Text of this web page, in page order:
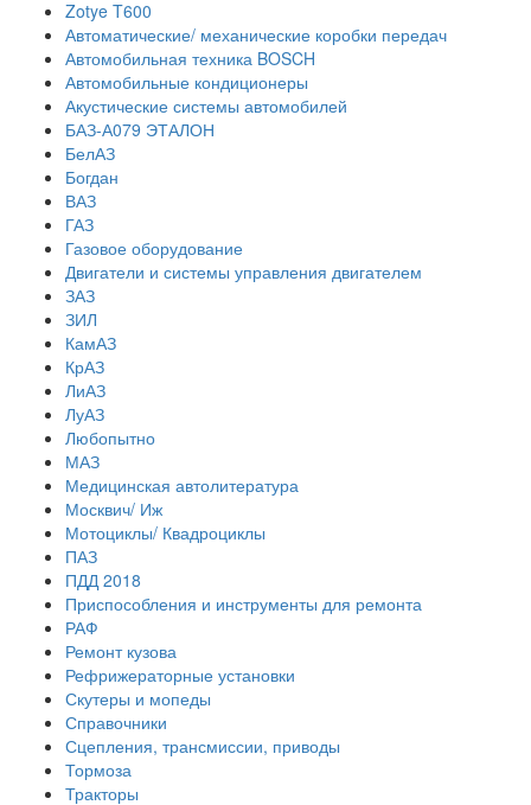
Zotye T600
Автоматические/ механические коробки передач
Автомобильная техника BOSCH
Автомобильные кондиционеры
Акустические системы автомобилей
БАЗ-А079 ЭТАЛОН
БелАЗ
Богдан
ВАЗ
ГАЗ
Газовое оборудование
Двигатели и системы управления двигателем
ЗАЗ
ЗИЛ
КамАЗ
КрАЗ
ЛиАЗ
ЛуАЗ
Любопытно
МАЗ
Медицинская автолитература
Москвич/ Иж
Мотоциклы/ Квадроциклы
ПАЗ
ПДД 2018
Приспособления и инструменты для ремонта
РАФ
Ремонт кузова
Рефрижераторные установки
Скутеры и мопеды
Справочники
Сцепления, трансмиссии, приводы
Тормоза
Тракторы